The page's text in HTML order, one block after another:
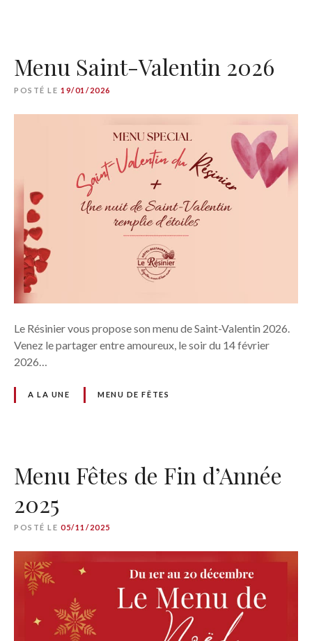
Menu Saint-Valentin 2026
POSTÉ LE 19/01/2026
Le Résinier vous propose son menu de Saint-Valentin 2026.
Venez le partager entre amoureux, le soir du 14 février
2026…
A LA UNE MENU DE FÊTES
Menu Fêtes de Fin d’Année
2025
POSTÉ LE 05/11/2025